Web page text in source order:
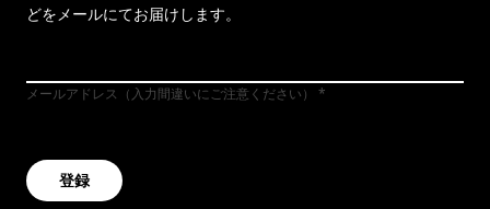
どをメールにてお届けします。
メールアドレス（入力間違いにご注意ください）
登録